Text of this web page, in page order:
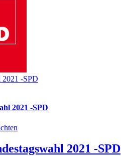
2021 -SPD
2021 -SPD
2021 -SPD